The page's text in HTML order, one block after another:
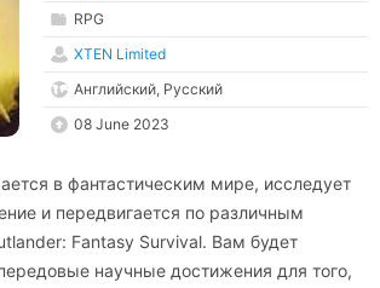
RPG
XTEN Limited
Английский, Русский
08 June 2023
в фантастическим мире, исследует
и передвигается по различным
Fantasy Survival. Вам будет
научные достижения для того,